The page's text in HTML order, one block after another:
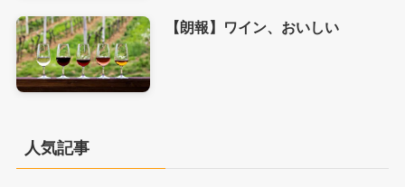
【朗報】ワイン、おいしい
人気記事